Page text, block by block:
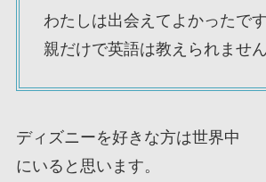
わたしは出会えてよかったです
親だけで英語は教えられません
ディズニーを好きな方は世界中
にいると思います。